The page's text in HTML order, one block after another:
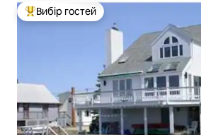
Топ вибір гостей
Вибір гостей